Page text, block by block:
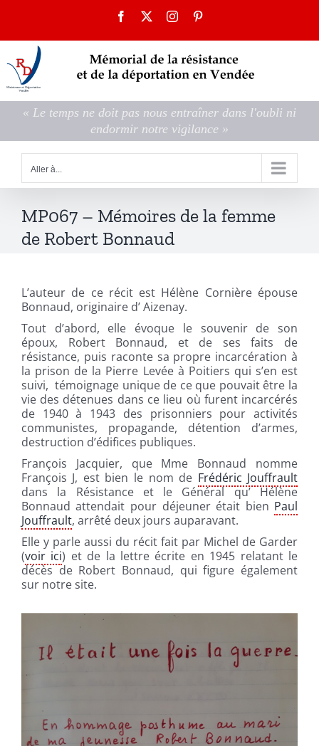
contenu
Facebook Instagram
« Le temps ne doit pas nous entraîner dans l'oubli ni
endormir notre vigilance »
Aller à...
MP067 – Mémoires de la femme
de Robert Bonnaud
L’auteur de ce récit est Hélène Cornière épouse
Bonnaud, originaire d’ Aizenay.
Tout d’abord, elle évoque le souvenir de son
époux, Robert Bonnaud, et de ses faits de
résistance, puis raconte sa propre incarcération à
la prison de la Pierre Levée à Poitiers qui s’en est
suivi, témoignage unique de ce que pouvait être la
vie des détenues dans ce lieu où furent incarcérés
de 1940 à 1943 des prisonniers pour activités
communistes, propagande, détention d’armes,
destruction d’édifices publiques.
François Jacquier, que Mme Bonnaud nomme
François J, est bien le nom de Frédéric Jouffrault
dans la Résistance et le Général qu’ Hélène
Bonnaud attendait pour déjeuner était bien Paul
Jouffrault, arrêté deux jours auparavant.
Elle y parle aussi du récit fait par Michel de Garder
(voir ici) et de la lettre écrite en 1945 relatant le
décès de Robert Bonnaud, qui figure également
sur notre site.